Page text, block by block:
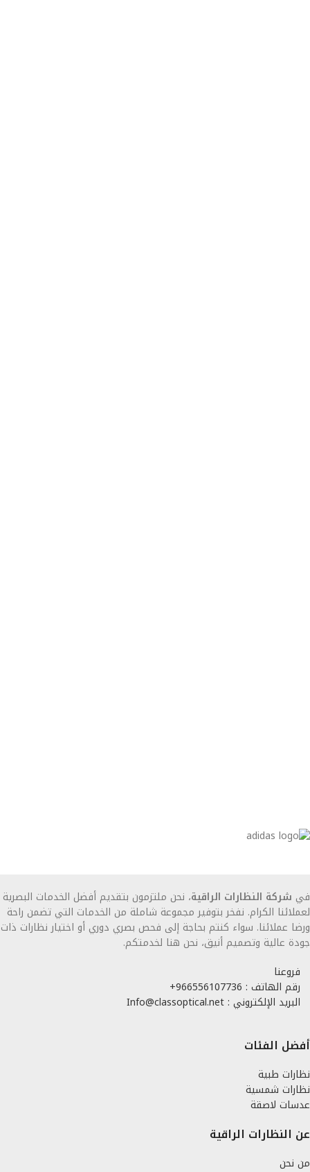
في شركة النظارات الراقية، نحن ملتزمون بتقديم أفضل الخدمات البصرية
لعملائنا الكرام. نفخر بتوفير مجموعة شاملة من الخدمات التي تضمن راحة
ورضا عملائنا. سواء كنتم بحاجة إلى فحص بصري دوري أو اختيار نظارات ذات
جودة عالية وتصميم أنيق، نحن هنا لخدمتكم.
فروعنا
رقم الهاتف : 966556107736+
البريد الإلكتروني : Info@classoptical.net
أفضل الفئات
نظارات طبية
نظارات شمسية
عدسات لاصقة
عن النظارات الراقية
من نحن